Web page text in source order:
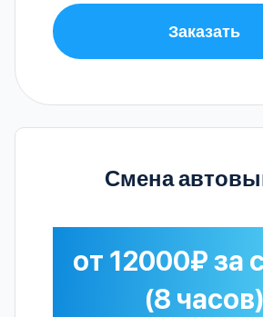
Заказать
Смена
от 12000₽ за
(8 часов)